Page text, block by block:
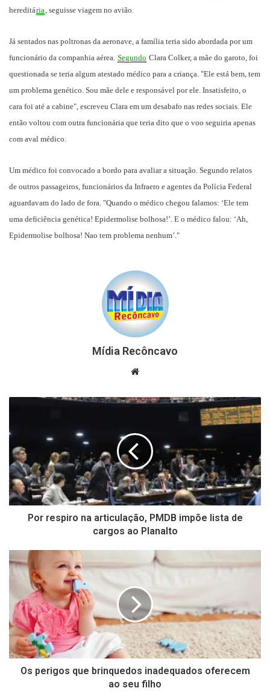
hereditária, seguisse viagem no avião.
Já sentados nas poltronas da aeronave, a família teria sido abordada por um
funcionário da companhia aérea. Segundo Clara Colker, a mãe do garoto, foi
questionada se teria algum atestado médico para a criança. "Ele está bem, tem
um problema genético. Sou mãe dele e responsável por ele. Insatisfeito, o
cara foi até a cabine", escreveu Clara em um desabafo nas redes sociais. Ele
então voltou com outra funcionária que teria dito que o voo seguiria apenas
com aval médico.
Um médico foi convocado a bordo para avaliar a situação. Segundo relatos
de outros passageiros, funcionários da Infraero e agentes da Polícia Federal
aguardavam do lado de fora. "Quando o médico chegou falamos: ‘Ele tem
uma deficiência genética! Epidermolise bolhosa!’. E o médico falou: ‘Ah,
Epidermolise bolhosa! Nao tem problema nenhum’."
Mídia Recôncavo
Website
Por respiro na articulação, PMDB impõe lista de
cargos ao Planalto
Os perigos que brinquedos inadequados oferecem
ao seu filho